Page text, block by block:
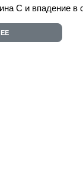
С и впадение в